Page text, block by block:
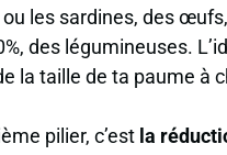
les sardines, des
des légumineuses.
la taille de ta paume à
pilier, c’est la